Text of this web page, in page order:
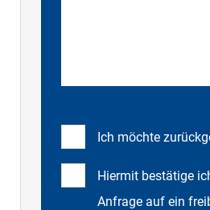
Ich möchte
Hiermit bestätige
Anfrage auf ein